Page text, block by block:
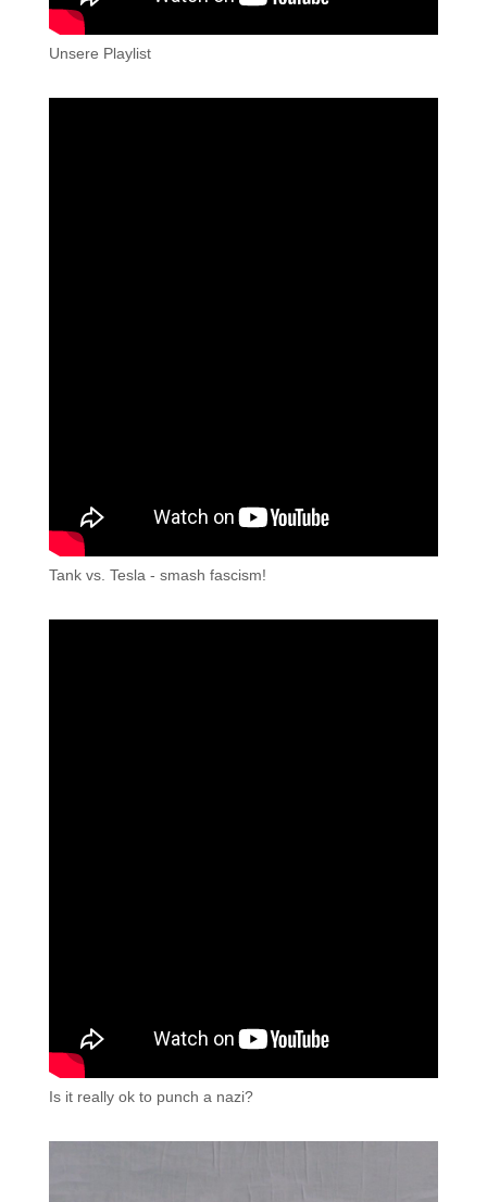
Unsere Playlist
Tank vs. Tesla - smash fascism!
Is it really ok to punch a nazi?